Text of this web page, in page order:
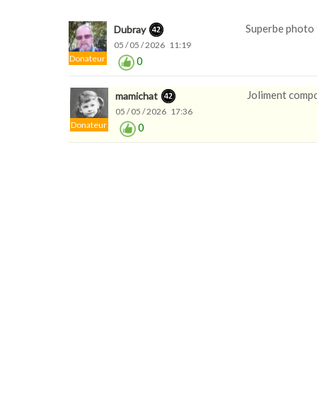
Donateur
Dubray
05 / 05 / 2026 11:19
0
Superbe
Donateur
mamichat
05 / 05 / 2026 17:36
0
Joliment